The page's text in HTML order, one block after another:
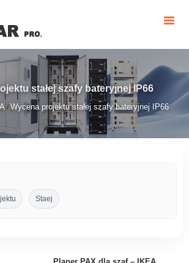
stałej szafy bateryjnej IP66
/ Wycena projektu stałej szafy bateryjnej IP66
Staej